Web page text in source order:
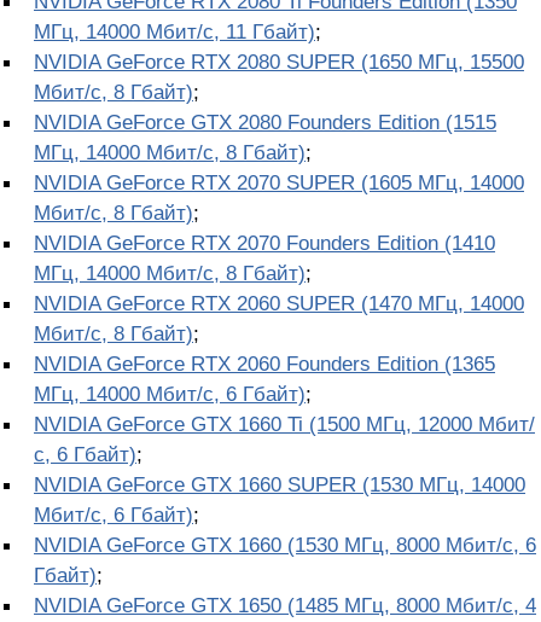
МГц, 14000 Мбит/с, 11 Гбайт);
NVIDIA GeForce RTX 2080 SUPER (1650 МГц, 15500
Мбит/с, 8 Гбайт);
NVIDIA GeForce GTX 2080 Founders Edition (1515
МГц, 14000 Мбит/с, 8 Гбайт);
NVIDIA GeForce RTX 2070 SUPER (1605 МГц, 14000
Мбит/с, 8 Гбайт);
NVIDIA GeForce RTX 2070 Founders Edition (1410
МГц, 14000 Мбит/с, 8 Гбайт);
NVIDIA GeForce RTX 2060 SUPER (1470 МГц, 14000
Мбит/с, 8 Гбайт);
NVIDIA GeForce RTX 2060 Founders Edition (1365
МГц, 14000 Мбит/с, 6 Гбайт);
NVIDIA GeForce GTX 1660 Ti (1500 МГц, 12000 Мбит/
с, 6 Гбайт);
NVIDIA GeForce GTX 1660 SUPER (1530 МГц, 14000
Мбит/с, 6 Гбайт);
NVIDIA GeForce GTX 1660 (1530 МГц, 8000 Мбит/с, 6
Гбайт);
NVIDIA GeForce GTX 1650 (1485 МГц, 8000 Мбит/с, 4